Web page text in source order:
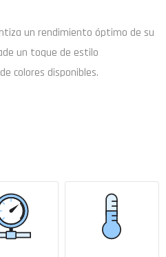
un rendimiento óptimo de su
un toque de estilo
colores disponibles.